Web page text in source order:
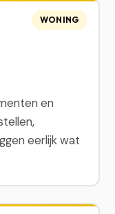
en
eerlijk wat
WONING